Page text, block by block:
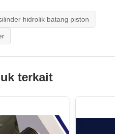
hidrolik batang piston
terkait